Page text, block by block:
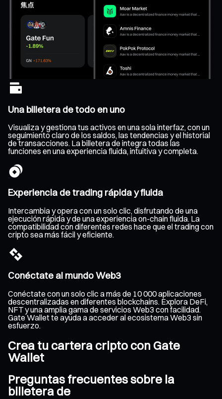
Una billetera de todo en uno
Visualiza y gestiona tus activos en una sola interfaz, con un
seguimiento claro de los saldos, las tendencias y el historial
de transacciones. La billetera de integra todas las
funciones en una experiencia fluida, intuitiva y completa.
Experiencia de trading rápida y fluida
Intercambia y opera con un solo clic, disfrutando de una
ejecución rápida y de una experiencia on-chain fluida. La
compatibilidad con diferentes redes hace que el trading con
cripto sea más fácil y eficiente.
Conéctate al mundo Web3
Conéctate con un solo clic a más de 10 000 aplicaciones
descentralizadas en diferentes blockchains. Explora DeFi,
NFT y una amplia gama de servicios Web3 con facilidad.
Gate Wallet te ayuda a acceder al ecosistema Web3 sin
esfuerzo.
Crea tu cartera cripto con Gate
Wallet
Preguntas frecuentes sobre la
billetera de